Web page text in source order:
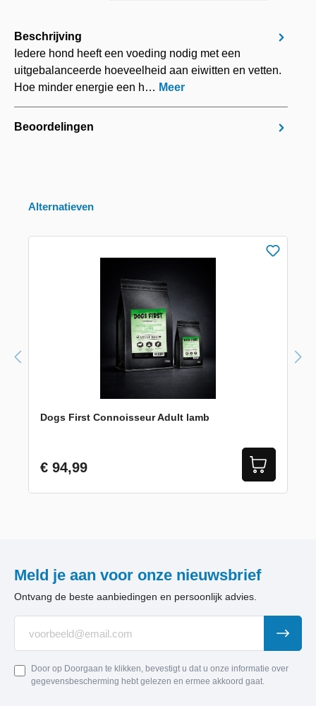
Beschrijving
Iedere hond heeft een voeding nodig met een
uitgebalanceerde hoeveelheid aan eiwitten en vetten.
Hoe minder energie een h… Meer
Beoordelingen
Alternatieven
Dogs First Connoisseur Adult lamb
€ 94,99
Meld je aan voor onze nieuwsbrief
Ontvang de beste aanbiedingen en persoonlijk advies.
Door op Doorgaan te klikken, bevestigt u dat u onze informatie over
gegevensbescherming hebt gelezen en ermee akkoord gaat.